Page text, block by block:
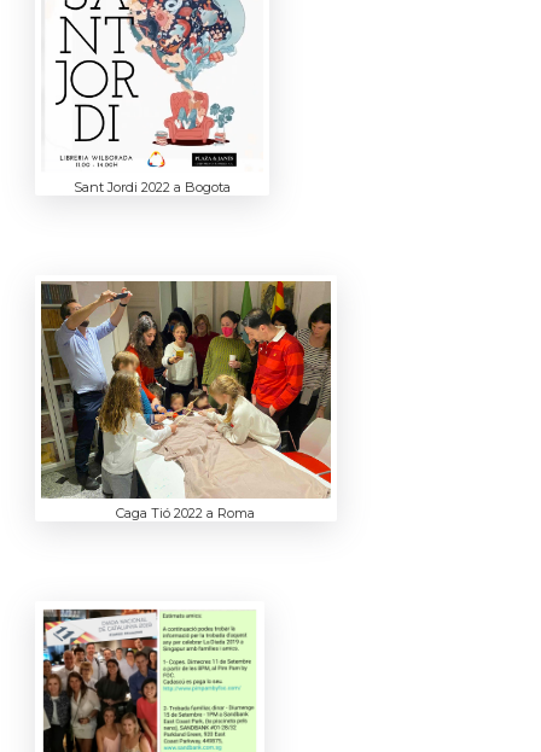
Sant Jordi 2022 a Bogota
Caga Tió 2022 a Roma